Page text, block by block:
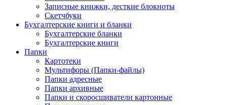
Записные книжки, десткие блокноты
Скетчбуки
Бухгалтерские книги и бланки
Бухгалтерские бланки
Бухгалтерские книги
Папки
Картотеки
Мультифоры (Папки-файлы)
Папки адресные
Папки архивные
Папки и скоросшиватели картонные